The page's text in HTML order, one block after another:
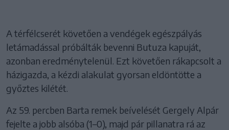
A térfélcserét követően a vendégek egészpályás
letámadással próbálták bevenni Butuza kapuját,
azonban eredménytelenül. Ezt követően rákapcsolt a
házigazda, a kézdi alakulat gyorsan eldöntötte a
győztes kilétét.
Az 59. percben Barta remek beívelését Gergely Alpár
fejelte a jobb alsóba (1–0), majd pár pillanatra rá az